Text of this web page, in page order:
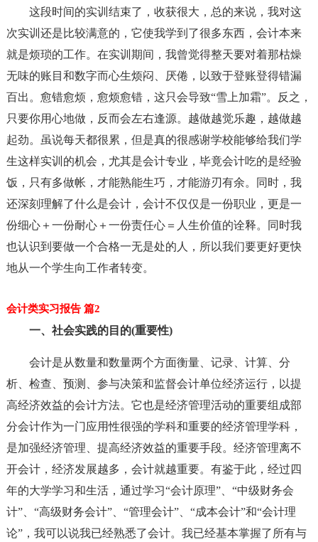
这段时间的实训结束了，收获很大，总的来说，我对这
次实训还是比较满意的，它使我学到了很多东西，会计本来
就是烦琐的工作。在实训期间，我曾觉得整天要对着那枯燥
无味的账目和数字而心生烦闷、厌倦，以致于登账登得错漏
百出。愈错愈烦，愈烦愈错，这只会导致“雪上加霜”。反之，
只要你用心地做，反而会左右逢源。越做越觉乐趣，越做越
起劲。虽说每天都很累，但是真的很感谢学校能够给我们学
生这样实训的机会，尤其是会计专业，毕竟会计吃的是经验
饭，只有多做帐，才能熟能生巧，才能游刃有余。同时，我
还深刻理解了什么是会计，会计不仅仅是一份职业，更是一
份细心＋一份耐心＋一份责任心＝人生价值的诠释。同时我
也认识到要做一个合格一无是处的人，所以我们要更好更快
地从一个学生向工作者转变。
会计类实习报告 篇2
一、社会实践的目的(重要性)
会计是从数量和数量两个方面衡量、记录、计算、分
析、检查、预测、参与决策和监督会计单位经济运行，以提
高经济效益的会计方法。它也是经济管理活动的重要组成部
分会计作为一门应用性很强的学科和重要的经济管理学科，
是加强经济管理、提高经济效益的重要手段。经济管理离不
开会计，经济发展越多，会计就越重要。有鉴于此，经过四
年的大学学习和生活，通过学习“会计原理”、“中级财务会
计”、“高级财务会计”、“管理会计”、“成本会计”和“会计理
论”，我可以说我已经熟悉了会计。我已经基本掌握了所有与